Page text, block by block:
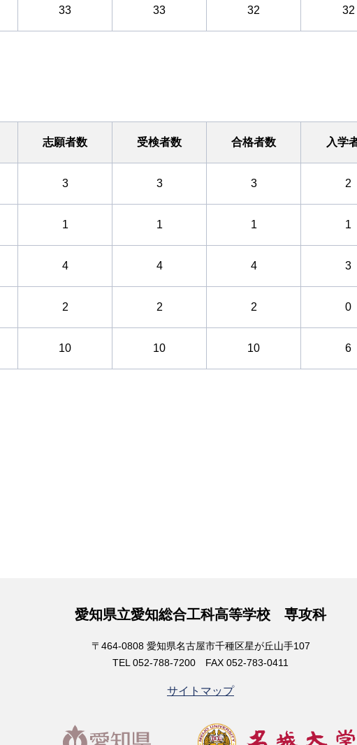
33 33 32 32
志願者数 受検者数 合格者数 入学
3 3 3 2
1 1 1 1
4 4 4 3
2 2 2 0
10 10 10 6
愛知県立愛知総合工科高等学校 専攻科
〒464-0808 愛知県名古屋市千種区星が丘山手107
TEL 052-788-7200 FAX 052-783-0411
サイトマップ